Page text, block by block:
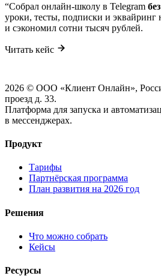
“Собрал онлайн-школу в Telegram
уроки, тесты, подписки и
и сэкономил сотни тысяч рублей.
Читать кейс
2026 © ООО «Клиент Онлайн»,
проезд д. 33.
Платформа для запуска и
в мессенджерах.
Продукт
Тарифы
Партнёрская программа
План развития на 2026 год
Решения
Что можно собрать
Кейсы
Ресурсы